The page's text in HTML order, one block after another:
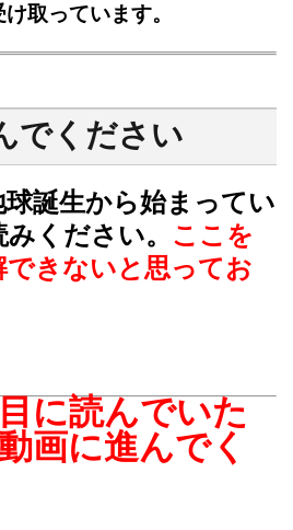
取っています。
でください
誕生から始まってい
ください。 ここを
きないと思ってお
に読んでいた
画に進んでく